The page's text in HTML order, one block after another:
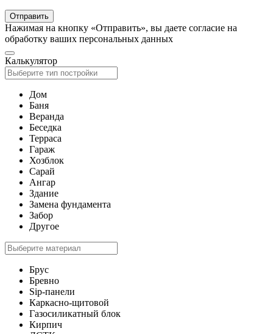
Отправить
Нажимая на кнопку «Отправить», вы даете согласие на
обработку ваших персональных данных
Калькулятор
Дом
Баня
Веранда
Беседка
Терраса
Гараж
Хозблок
Сарай
Ангар
Здание
Замена фундамента
Забор
Другое
Брус
Бревно
Sip-панели
Каркасно-щитовой
Газосиликатный блок
Кирпич